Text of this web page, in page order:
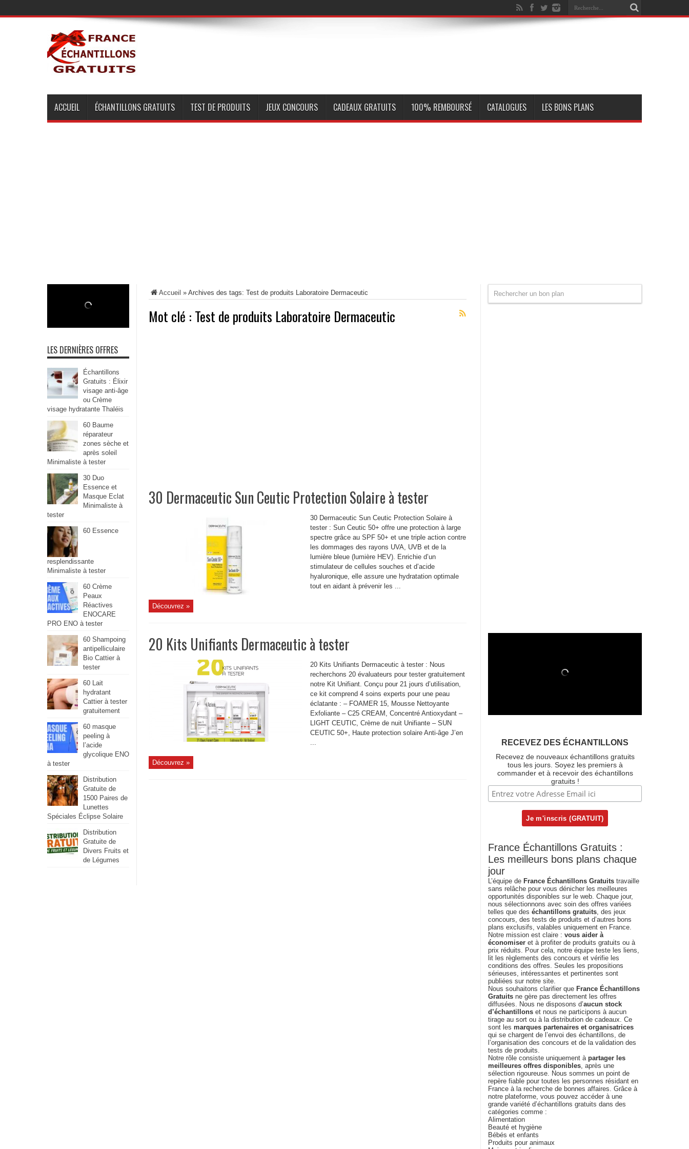
ACCUEIL ÉCHANTILLONS GRATUITS TEST DE PRODUITS JEUX CONCOURS CADEAUX GRATUITS 100% REMBOURSÉ CATALOGUES LES BONS PLANS
Accueil » Archives des tags: Test de produits Laboratoire Dermaceutic
Mot clé : Test de produits Laboratoire Dermaceutic
30 Dermaceutic Sun Ceutic Protection Solaire à tester
30 Dermaceutic Sun Ceutic Protection Solaire à
tester : Sun Ceutic 50+ offre une protection à large
spectre grâce au SPF 50+ et une triple action contre
les dommages des rayons UVA, UVB et de la
lumière bleue (lumière HEV). Enrichie d’un
stimulateur de cellules souches et d’acide
hyaluronique, elle assure une hydratation optimale
tout en aidant à prévenir les ...
Découvrez »
20 Kits Unifiants Dermaceutic à tester
20 Kits Unifiants Dermaceutic à tester : Nous
recherchons 20 évaluateurs pour tester gratuitement
notre Kit Unifiant. Conçu pour 21 jours d’utilisation,
ce kit comprend 4 soins experts pour une peau
éclatante : – FOAMER 15, Mousse Nettoyante
Exfoliante – C25 CREAM, Concentré Antioxydant –
LIGHT CEUTIC, Crème de nuit Unifiante – SUN
CEUTIC 50+, Haute protection solaire Anti-âge J’en
...
Découvrez »
LES DERNIÈRES OFFRES
Échantillons
Gratuits : Élixir
visage anti-âge
ou Crème
visage hydratante Thaléis
60 Baume
réparateur
zones sèche et
après soleil
Minimaliste à tester
30 Duo
Essence et
Masque Eclat
Minimaliste à
tester
60 Essence
resplendissante
Minimaliste à tester
60 Crème
Peaux
Réactives
ENOCARE
PRO ENO à tester
60 Shampoing
antipelliculaire
Bio Cattier à
tester
60 Lait
hydratant
Cattier à tester
gratuitement
60 masque
peeling à
l’acide
glycolique ENO
à tester
Distribution
Gratuite de
1500 Paires de
Lunettes
Spéciales Éclipse Solaire
Distribution
Gratuite de
Divers Fruits et
de Légumes
RECEVEZ DES ÉCHANTILLONS
Recevez de nouveaux échantillons gratuits
tous les jours. Soyez les premiers à
commander et à recevoir des échantillons
gratuits !
France Échantillons Gratuits :
Les meilleurs bons plans chaque
jour
L’équipe de France Échantillons Gratuits travaille
sans relâche pour vous dénicher les meilleures
opportunités disponibles sur le web. Chaque jour,
nous sélectionnons avec soin des offres variées
telles que des échantillons gratuits, des jeux
concours, des tests de produits et d’autres bons
plans exclusifs, valables uniquement en France.
Notre mission est claire : vous aider à
économiser et à profiter de produits gratuits ou à
prix réduits. Pour cela, notre équipe teste les liens,
lit les règlements des concours et vérifie les
conditions des offres. Seules les propositions
sérieuses, intéressantes et pertinentes sont
publiées sur notre site.
Nous souhaitons clarifier que France Échantillons
Gratuits ne gère pas directement les offres
diffusées. Nous ne disposons d’aucun stock
d’échantillons et nous ne participons à aucun
tirage au sort ou à la distribution de cadeaux. Ce
sont les marques partenaires et organisatrices
qui se chargent de l’envoi des échantillons, de
l’organisation des concours et de la validation des
tests de produits.
Notre rôle consiste uniquement à partager les
meilleures offres disponibles, après une
sélection rigoureuse. Nous sommes un point de
repère fiable pour toutes les personnes résidant en
France à la recherche de bonnes affaires. Grâce à
notre plateforme, vous pouvez accéder à une
grande variété d’échantillons gratuits dans des
catégories comme :
Alimentation
Beauté et hygiène
Bébés et enfants
Produits pour animaux